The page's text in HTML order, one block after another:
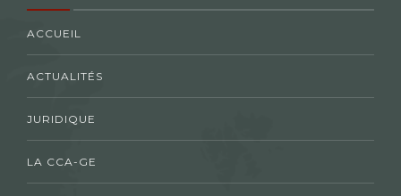
ACCUEIL
ACTUALITÉS
JURIDIQUE
LA CCA-GE